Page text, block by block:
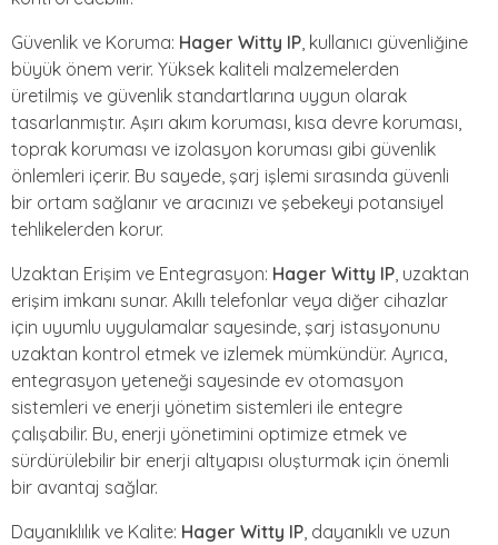
Güvenlik ve Koruma: Hager Witty IP , kullanıcı güvenliğine
büyük önem verir. Yüksek kaliteli malzemelerden
üretilmiş ve güvenlik standartlarına uygun olarak
tasarlanmıştır. Aşırı akım koruması, kısa devre koruması,
toprak koruması ve izolasyon koruması gibi güvenlik
önlemleri içerir. Bu sayede, şarj işlemi sırasında güvenli
bir ortam sağlanır ve aracınızı ve şebekeyi potansiyel
tehlikelerden korur.
Uzaktan Erişim ve Entegrasyon: Hager Witty IP , uzaktan
erişim imkanı sunar. Akıllı telefonlar veya diğer cihazlar
için uyumlu uygulamalar sayesinde, şarj istasyonunu
uzaktan kontrol etmek ve izlemek mümkündür. Ayrıca,
entegrasyon yeteneği sayesinde ev otomasyon
sistemleri ve enerji yönetim sistemleri ile entegre
çalışabilir. Bu, enerji yönetimini optimize etmek ve
sürdürülebilir bir enerji altyapısı oluşturmak için önemli
bir avantaj sağlar.
Dayanıklılık ve Kalite: Hager Witty IP , dayanıklı ve uzun